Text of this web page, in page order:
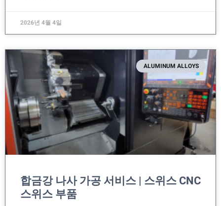
2026년 4월 4일
ALUMINUM ALLOYS
합금강 나사 가공 서비스 | 스위스 CNC
스위스 부품